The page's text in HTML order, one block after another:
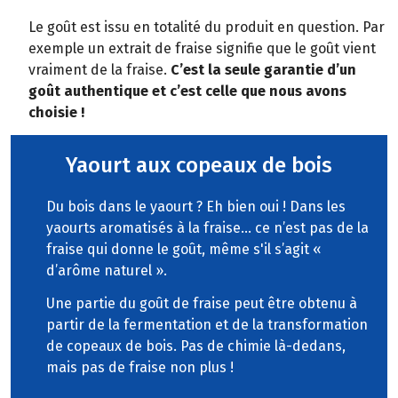
Le goût est issu en totalité du produit en question. Par
exemple un extrait de fraise signifie que le goût vient
vraiment de la fraise. C’est la seule garantie d’un
goût authentique et c’est celle que nous avons
choisie !
Yaourt aux copeaux de bois
Du bois dans le yaourt ? Eh bien oui ! Dans les
yaourts aromatisés à la fraise… ce n’est pas de la
fraise qui donne le goût, même s'il s’agit «
d’arôme naturel ».
Une partie du goût de fraise peut être obtenu à
partir de la fermentation et de la transformation
de copeaux de bois. Pas de chimie là-dedans,
mais pas de fraise non plus !